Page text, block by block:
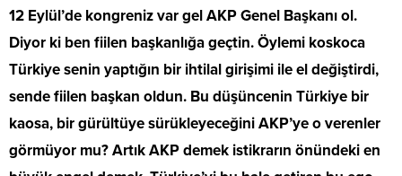
12 Eylül’de kongreniz var gel AKP Genel Başkanı ol.
Diyor ki ben fiilen başkanlığa geçtin. Öylemi koskoca
Türkiye senin yaptığın bir ihtilal girişimi ile el değiştirdi,
sende fiilen başkan oldun. Bu düşüncenin Türkiye bir
kaosa, bir gürültüye sürükleyeceğini AKP’ye o verenler
görmüyor mu? Artık AKP demek istikrarın önündeki en